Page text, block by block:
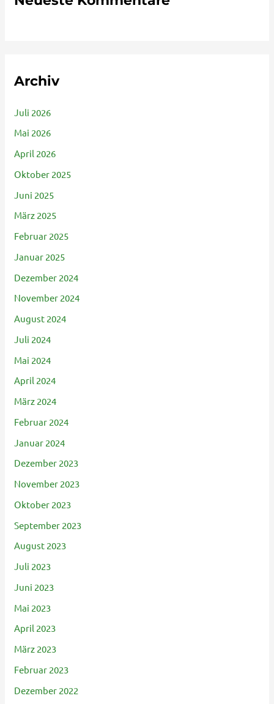
Archiv
Juli 2026
Mai 2026
April 2026
Oktober 2025
Juni 2025
März 2025
Februar 2025
Januar 2025
Dezember 2024
November 2024
August 2024
Juli 2024
Mai 2024
April 2024
März 2024
Februar 2024
Januar 2024
Dezember 2023
November 2023
Oktober 2023
September 2023
August 2023
Juli 2023
Juni 2023
Mai 2023
April 2023
März 2023
Februar 2023
Dezember 2022